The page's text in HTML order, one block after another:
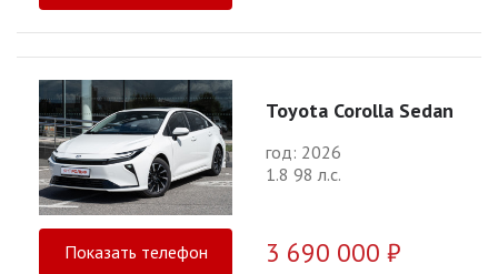
Toyota Corolla Sedan
год: 2026
1.8 98 л.с.
Показать телефон 3 690 000 ₽